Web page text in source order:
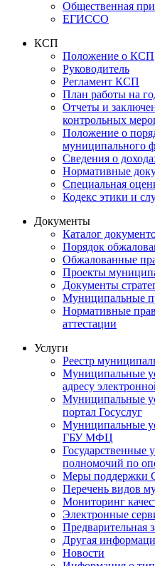
Общественная
ЕГИССО
КСП
Положение о КСП
Руководитель
Регламент КСП
План работы на
Отчеты и
контрольных
Положение о
муниципального
Сведения о
Нормативные
Специальная
Кодекс этики и
Документы
Каталог
Порядок
Обжалованные
Проекты
Документы
Муниципальные
Нормативные
аттестации
Услуги
Реестр
Муниципальные
адресу
Муниципальные
портал Госуслуг
Муниципальные
ГБУ МФЦ
Государственные
полномочий по
Меры поддержки
Перечень видов
Мониторинг
Электронные
Предварительная
Другая
Новости